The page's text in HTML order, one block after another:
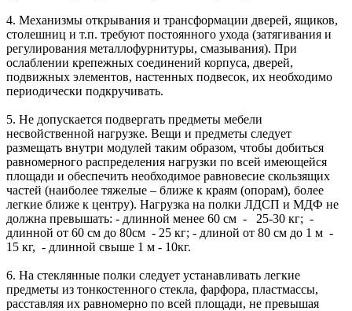
4. Механизмы открывания и трансформации дверей, ящиков,
столешниц и т.п. требуют постоянного ухода (затягивания и
регулирования металлофурнитуры, смазывания). При
ослаблении крепежных соединений корпуса, дверей,
подвижных элементов, настенных подвесок, их необходимо
периодически подкручивать.
5. Не допускается подвергать предметы мебели
несвойственной нагрузке. Вещи и предметы следует
размещать внутри модулей таким образом, чтобы добиться
равномерного распределения нагрузки по всей имеющейся
площади и обеспечить необходимое равновесие скользящих
частей (наиболее тяжелые – ближе к краям (опорам), более
легкие ближе к центру). Нагрузка на полки ЛДСП и МДФ не
должна превышать: - длинной менее 60 см - 25-30 кг; -
длинной от 60 см до 80см - 25 кг; - длиной от 80 см до 1 м -
15 кг, - длинной свыше 1 м - 10кг.
6. На стеклянные полки следует устанавливать легкие
предметы из тонкостенного стекла, фарфора, пластмассы,
расставляя их равномерно по всей площади, не превышая